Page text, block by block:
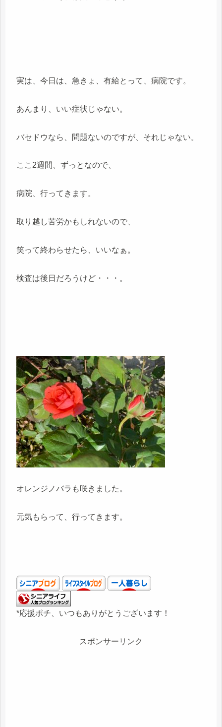
実は、今日は、急きょ、有給とって、病院です。
あんまり、いい症状じゃない。
バセドウなら、問題ないのですが、それじゃない。
ここ2週間、ずっとなので、
病院、行ってきます。
取り越し苦労かもしれないので、
笑って終わらせたら、いいなぁ。
検査は後日だろうけど・・・。
オレンジノバラも咲きました。
元気もらって、行ってきます。
*応援ポチ、いつもありがとうございます！
スポンサーリンク